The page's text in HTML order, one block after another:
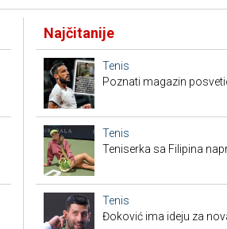
Najčitanije
Tenis
Poznati magazin
Tenis
Teniserka sa Filipina
Tenis
Đoković ima ideju za